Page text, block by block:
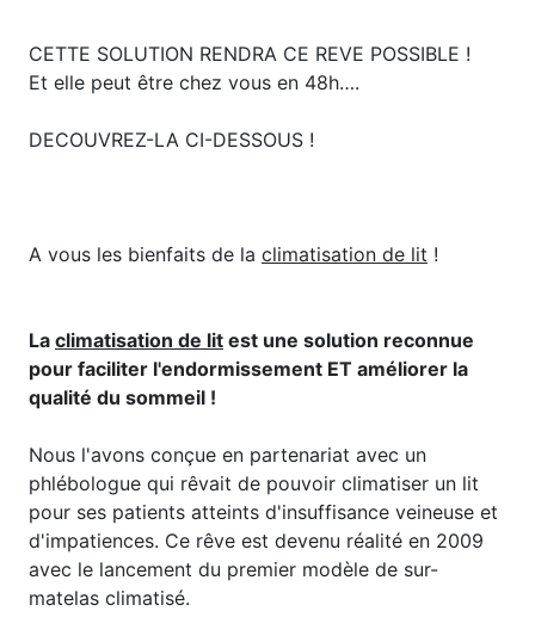
​CETTE SOLUTION RENDRA CE REVE POSSIBLE !
Et elle peut être chez vous en 48h….
DECOUVREZ-LA CI-DESSOUS !
A vous les bienfaits de la climatisation de lit ! ​​
La climatisation de lit est une solution reconnue
pour faciliter l'endormissement ET améliorer la
qualité du sommeil !
Nous l'avons conçue en partenariat avec un
phlébologue qui rêvait de pouvoir climatiser un lit
pour ses patients atteints d'insuffisance veineuse et
d'impatiences. Ce rêve est devenu réalité en 2009
avec le lancement du premier modèle de sur-
matelas climatisé.